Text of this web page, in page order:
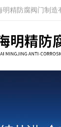
精防腐阀门制造